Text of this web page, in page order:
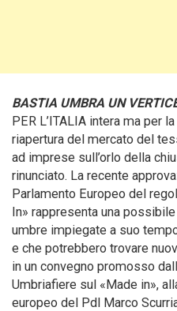
BASTIA UMBRA UN
PER L’ITALIA intera ma per
riapertura del mercato del
ad imprese sull’orlo della
rinunciato. La recente
Parlamento Europeo del
In» rappresenta una
umbre impiegate a suo
e che potrebbero trovare
in un convegno promosso
Umbriafiere sul «Made in»,
europeo del Pdl Marco